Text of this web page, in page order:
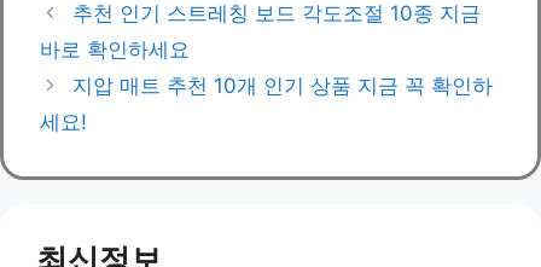
추천 인기 스트레칭 보드 각도조절 10종 지금
바로 확인하세요
지압 매트 추천 10개 인기 상품 지금 꼭 확인하
세요!